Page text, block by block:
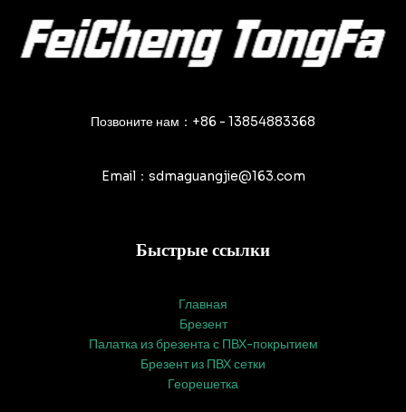
Позвоните нам：+86 - 13854883368
Email：sdmaguangjie@163.com
Быстрые ссылки
Главная
Брезент
Палатка из брезента с ПВХ-покрытием
Брезент из ПВХ сетки
Георешетка